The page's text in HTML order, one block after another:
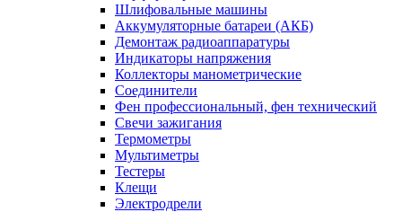
Шлифовальные машины
Аккумуляторные батареи (АКБ)
Демонтаж радиоаппаратуры
Индикаторы напряжения
Коллекторы манометрические
Соединители
Фен профессиональный, фен технический
Свечи зажигания
Термометры
Мультиметры
Тестеры
Клещи
Электродрели